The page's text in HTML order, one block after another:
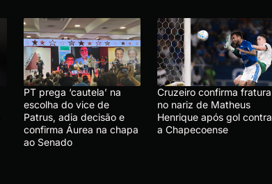
PT prega ‘cautela’ na
escolha do vice de
Patrus, adia decisão e
confirma Áurea na chapa
ao Senado
Cruzeiro confirma fratura
no nariz de Matheus
Henrique após gol contra
a Chapecoense